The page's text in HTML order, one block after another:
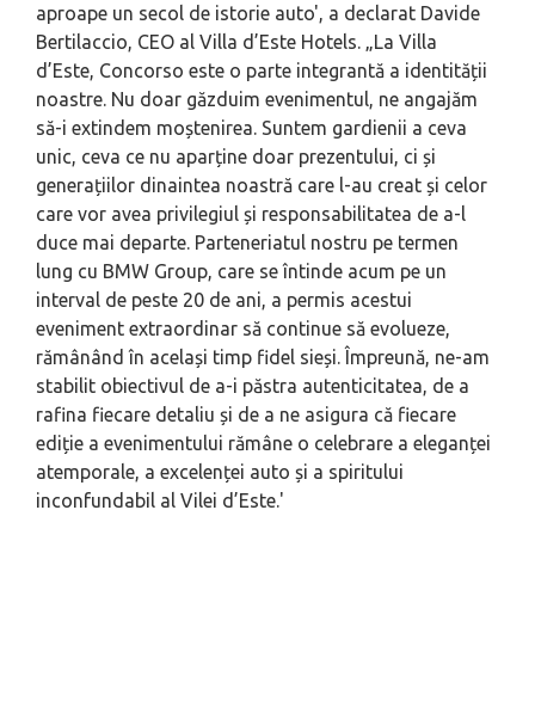
aproape un secol de istorie auto', a declarat Davide
Bertilaccio, CEO al Villa d’Este Hotels. „La Villa
d’Este, Concorso este o parte integrantă a identității
noastre. Nu doar găzduim evenimentul, ne angajăm
să-i extindem moștenirea. Suntem gardienii a ceva
unic, ceva ce nu aparține doar prezentului, ci și
generațiilor dinaintea noastră care l-au creat și celor
care vor avea privilegiul și responsabilitatea de a-l
duce mai departe. Parteneriatul nostru pe termen
lung cu BMW Group, care se întinde acum pe un
interval de peste 20 de ani, a permis acestui
eveniment extraordinar să continue să evolueze,
rămânând în același timp fidel sieși. Împreună, ne-am
stabilit obiectivul de a-i păstra autenticitatea, de a
rafina fiecare detaliu și de a ne asigura că fiecare
ediție a evenimentului rămâne o celebrare a eleganței
atemporale, a excelenței auto și a spiritului
inconfundabil al Vilei d’Este.'